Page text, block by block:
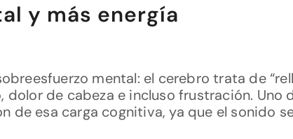
y más energía
mental: el cerebro trata de
dolor de cabeza e incluso frustración. Uno
de esa carga cognitiva, ya que el sonido